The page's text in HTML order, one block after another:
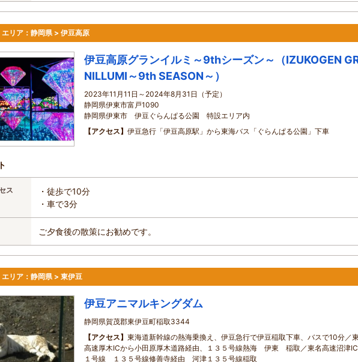
エリア： 静岡県 > 伊豆高原
伊豆高原グランイルミ～9thシーズン～（IZUKOGEN
NILLUMI～9th SEASON～）
2023年11月11日～2024年8月31日（予定）
静岡県伊東市富戸1090
静岡県伊東市 伊豆ぐらんぱる公園 特設エリア内
【アクセス】 伊豆急行「伊豆高原駅」から東海バス「ぐらんぱる公園」下車
ス
・徒歩で10分
・車で3分
ご夕食後の散策にお勧めです。
エリア： 静岡県 > 東伊豆
伊豆アニマルキングダム
静岡県賀茂郡東伊豆町稲取3344
【アクセス】 東海道新幹線の熱海乗換え、伊豆急行で伊豆稲取下車、バスで10分／
高速厚木ICから小田原厚木道路経由、１３５号線熱海 伊東 稲取／東名高速沼津
１号線 １３５号線修善寺経由 河津１３５号線稲取